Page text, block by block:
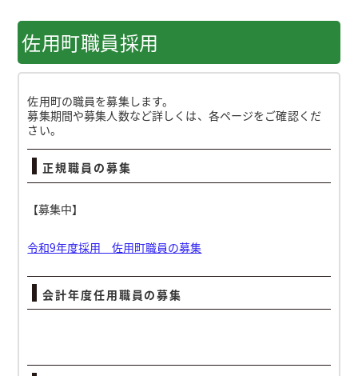
佐用町職員採用
佐用町の職員を募集します。
募集期間や募集人数など詳しくは、各ページをご確認くだ
さい。
正規職員の募集
【募集中】
令和9年度採用 佐用町職員の募集
会計年度任用職員の募集